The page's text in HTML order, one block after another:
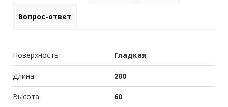
Вопрос-ответ
Поверхность Гладкая
Длина 200
Высота 60